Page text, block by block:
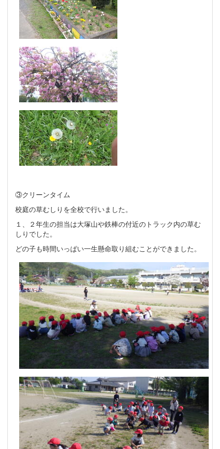
③クリーンタイム
校庭の草むしりを全校で行いました。
１、２年生の担当は大塚山や鉄棒の付近のトラック内の草む
しりでした。
どの子も時間いっぱい一生懸命取り組むことができました。